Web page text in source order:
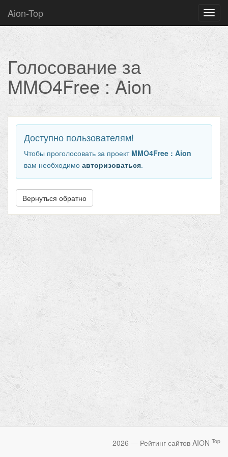
Aion-Top
Голосование за
MMO4Free : Aion
Доступно пользователям!
Чтобы проголосовать за проект MMO4Free : Aion
вам необходимо авторизоваться.
Вернуться обратно
2026 — Рейтинг сайтов AION Top